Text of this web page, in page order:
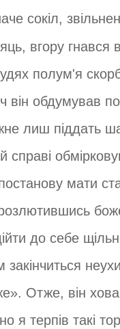
сокіл,
вгору гнався
полум'я
він обдумував
лиш піддать
справі
мати
до себе
закінчиться
Отже, він
я терпів такі